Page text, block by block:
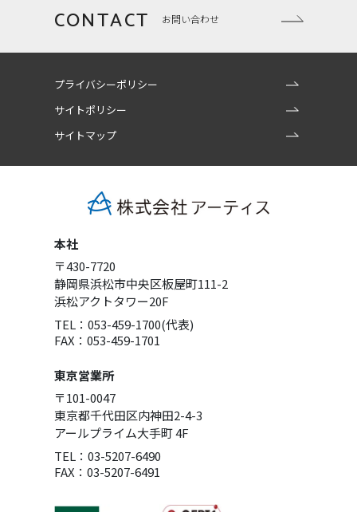
CONTACT お問い合わせ
プライバシーポリシー
サイトポリシー
サイトマップ
本社
〒430-7720
静岡県浜松市中央区板屋町111-2
浜松アクトタワー20F
TEL：053-459-1700(代表)
FAX：053-459-1701
東京営業所
〒101-0047
東京都千代田区内神田2-4-3
アールプライム大手町 4F
TEL：03-5207-6490
FAX：03-5207-6491